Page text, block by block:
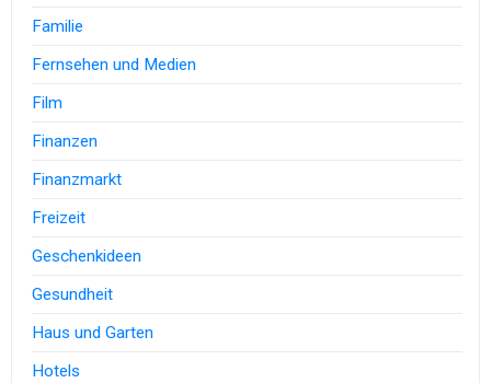
Familie
Fernsehen und Medien
Film
Finanzen
Finanzmarkt
Freizeit
Geschenkideen
Gesundheit
Haus und Garten
Hotels